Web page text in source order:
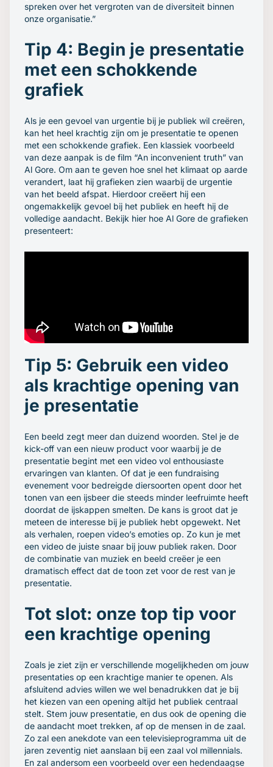
spreken over het vergroten van de diversiteit binnen
onze organisatie.”
Tip 4: Begin je presentatie
met een schokkende
grafiek
Als je een gevoel van urgentie bij je publiek wil creëren,
kan het heel krachtig zijn om je presentatie te openen
met een schokkende grafiek. Een klassiek voorbeeld
van deze aanpak is de film “An inconvenient truth” van
Al Gore. Om aan te geven hoe snel het klimaat op aarde
verandert, laat hij grafieken zien waarbij de urgentie
van het beeld afspat. Hierdoor creëert hij een
ongemakkelijk gevoel bij het publiek en heeft hij de
volledige aandacht. Bekijk hier hoe Al Gore de grafieken
presenteert:
Tip 5: Gebruik een video
als krachtige opening van
je presentatie
Een beeld zegt meer dan duizend woorden. Stel je de
kick-off van een nieuw product voor waarbij je de
presentatie begint met een video vol enthousiaste
ervaringen van klanten. Of dat je een fundraising
evenement voor bedreigde diersoorten opent door het
tonen van een ijsbeer die steeds minder leefruimte heeft
doordat de ijskappen smelten. De kans is groot dat je
meteen de interesse bij je publiek hebt opgewekt. Net
als verhalen, roepen video’s emoties op. Zo kun je met
een video de juiste snaar bij jouw publiek raken. Door
de combinatie van muziek en beeld creëer je een
dramatisch effect dat de toon zet voor de rest van je
presentatie.
Tot slot: onze top tip voor
een krachtige opening
Zoals je ziet zijn er verschillende mogelijkheden om jouw
presentaties op een krachtige manier te openen. Als
afsluitend advies willen we wel benadrukken dat je bij
het kiezen van een opening altijd het publiek centraal
stelt. Stem jouw presentatie, en dus ook de opening die
de aandacht moet trekken, af op de mensen in de zaal.
Zo zal een anekdote van een televisieprogramma uit de
jaren zeventig niet aanslaan bij een zaal vol millennials.
En zal andersom een voorbeeld over een hedendaagse